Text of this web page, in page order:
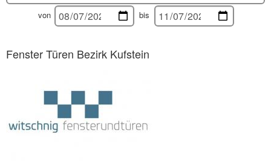
von bis
Fenster Türen Bezirk Kufstein